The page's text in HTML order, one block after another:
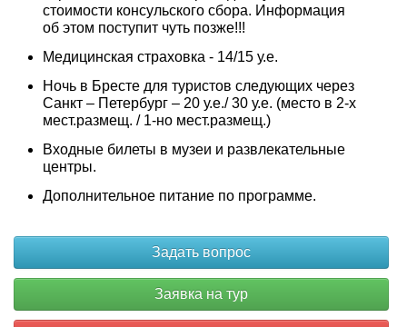
стоимости консульского сбора. Информация
об этом поступит чуть позже!!!
Медицинская страховка - 14/15 у.е.
Ночь в Бресте для туристов следующих через
Санкт – Петербург – 20 у.е./ 30 у.е. (место в 2-х
мест.размещ. / 1-но мест.размещ.)
Входные билеты в музеи и развлекательные
центры.
Дополнительное питание по программе.